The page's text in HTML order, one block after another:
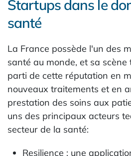
Startups dans le
santé
La France possède l'un des
santé au monde, et sa scène
parti de cette réputation en
nouveaux traitements et en
prestation des soins aux
uns des principaux acteurs
secteur de la santé:
Resilience : une